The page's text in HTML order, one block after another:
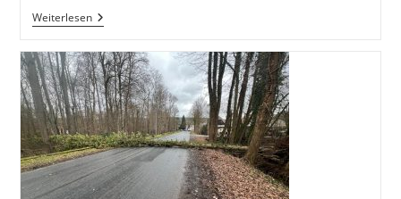
WeiterlesenH1-
Y
Über
Drehleiter